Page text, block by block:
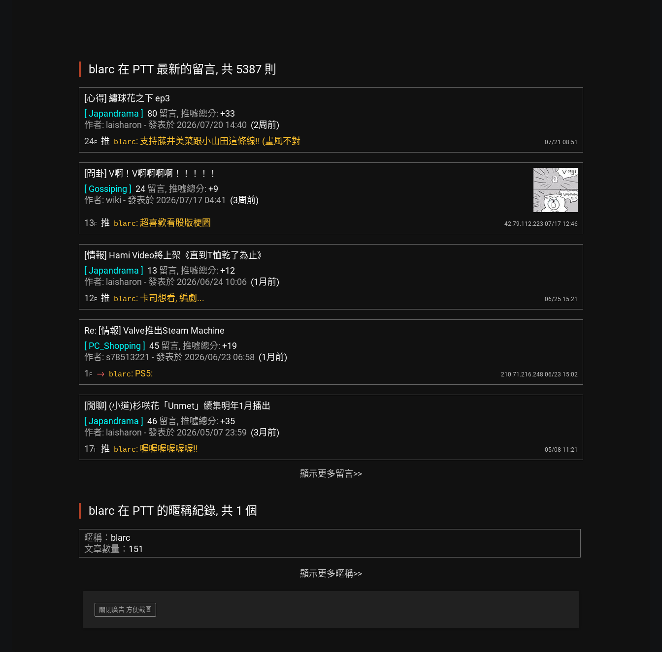
blarc 在 PTT 最新的留言, 共 5387 則
[心得] 繡球花之下 ep3
[ Japandrama ] 80 留言, 推噓總分: +33
作者: laisharon - 發表於 2026/07/20 14:40 (2周前)
24F 推 blarc: 支持藤井美菜跟小山田這條線!! (畫風不對 07/21 08:51
[問卦] V啊！V啊啊啊啊！！！！！
[ Gossiping ] 24 留言, 推噓總分: +9
作者: wiki - 發表於 2026/07/17 04:41 (3周前)
13F 推 blarc: 超喜歡看股版梗圖 42.79.112.223 07/17 12:46
[情報] Hami Video將上架《直到T恤乾了為止》
[ Japandrama ] 13 留言, 推噓總分: +12
作者: laisharon - 發表於 2026/06/24 10:06 (1月前)
12F 推 blarc: 卡司想看, 編劇... 06/25 15:21
Re: [情報] Valve推出Steam Machine
[ PC_Shopping ] 45 留言, 推噓總分: +19
作者: s78513221 - 發表於 2026/06/23 06:58 (1月前)
1 F → blarc: PS5: 210.71.216.248 06/23 15:02
[閒聊] (小道)杉咲花「Unmet」續集明年1月播出
[ Japandrama ] 46 留言, 推噓總分: +35
作者: laisharon - 發表於 2026/05/07 23:59 (3月前)
17F 推 blarc: 喔喔喔喔喔喔!! 05/08 11:21
顯示更多留言>>
blarc 在 PTT 的暱稱紀錄, 共 1 個
暱稱： blarc
文章數量： 151
顯示更多暱稱>>
關閉廣告 方便截圖